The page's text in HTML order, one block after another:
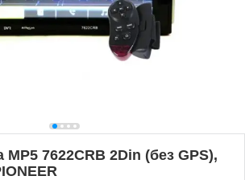
MP5 7622CRB 2Din (без GPS),